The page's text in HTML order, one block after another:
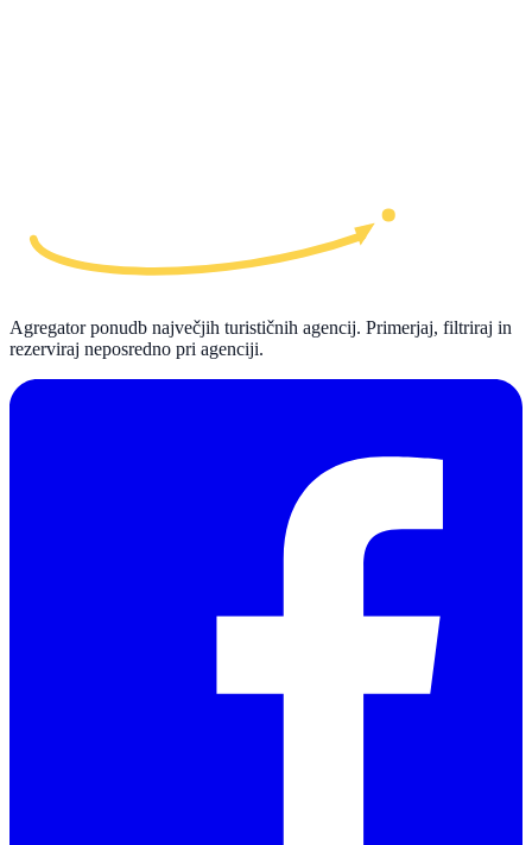
Agregator ponudb največjih turističnih agencij. Primerjaj, filtriraj in
rezerviraj neposredno pri agenciji.